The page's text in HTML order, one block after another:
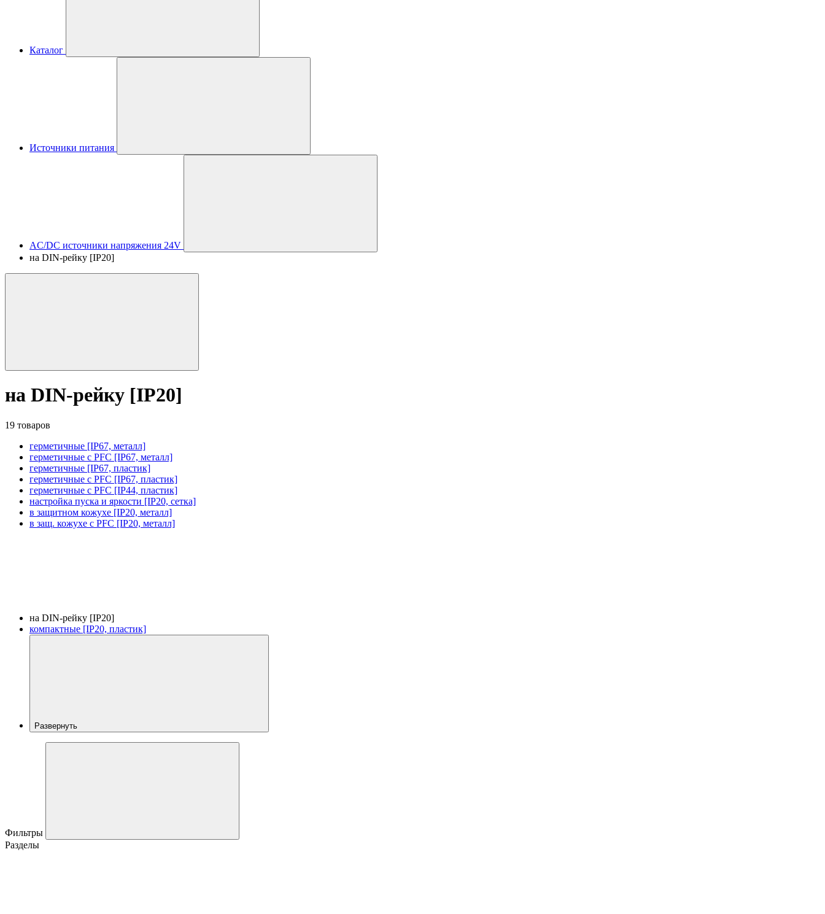
Каталог
Источники питания
AC/DC источники напряжения 24V
на DIN-рейку [IP20]
на DIN-рейку [IP20]
19 товаров
герметичные [IP67, металл]
герметичные с PFC [IP67, металл]
герметичные [IP67, пластик]
герметичные с PFC [IP67, пластик]
герметичные с PFC [IP44, пластик]
настройка пуска и яркости [IP20, сетка]
в защитном кожухе [IP20, металл]
в защ. кожухе с PFC [IP20, металл]
на DIN-рейку [IP20]
компактные [IP20, пластик]
Развернуть
Фильтры
Разделы